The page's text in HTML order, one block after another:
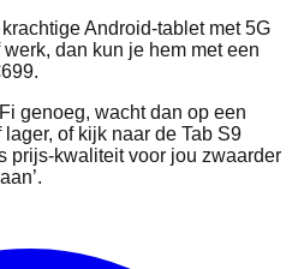
Android‑tablet met 5G
dan kun je hem met een
genoeg, wacht dan op een
of kijk naar de Tab S9
prijs‑kwaliteit voor jou zwaarder